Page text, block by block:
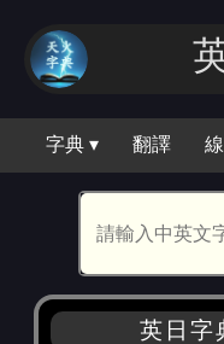
字典 ▾ 翻譯
英日字